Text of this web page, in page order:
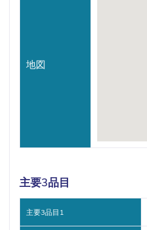
地図
主要3品目
主要3品目1